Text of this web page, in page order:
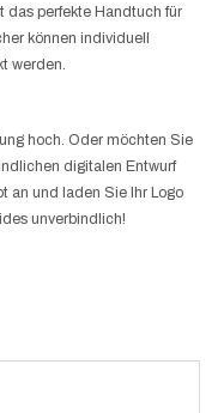
das perfekte Handtuch für
können individuell
werden.
hoch. Oder möchten Sie
digitalen Entwurf
an und laden Sie Ihr Logo
unverbindlich!